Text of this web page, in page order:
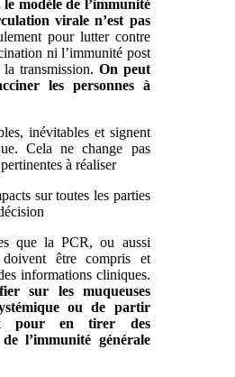
modèle de l’immunité
virale n’est pas
pour lutter contre
ni l’immunité post
transmission. On peut
les personnes à
inévitables et signent
Cela ne change pas
à réaliser
sur toutes les parties
que la PCR, ou aussi
être compris et
informations cliniques.
sur les muqueuses
ou de partir
pour en tirer des
l’immunité générale